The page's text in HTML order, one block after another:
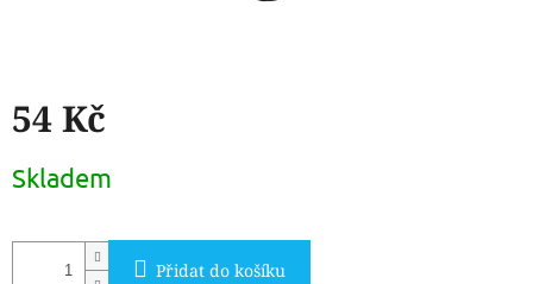
54 Kč
cena:
Skladem
Přidat do košíku